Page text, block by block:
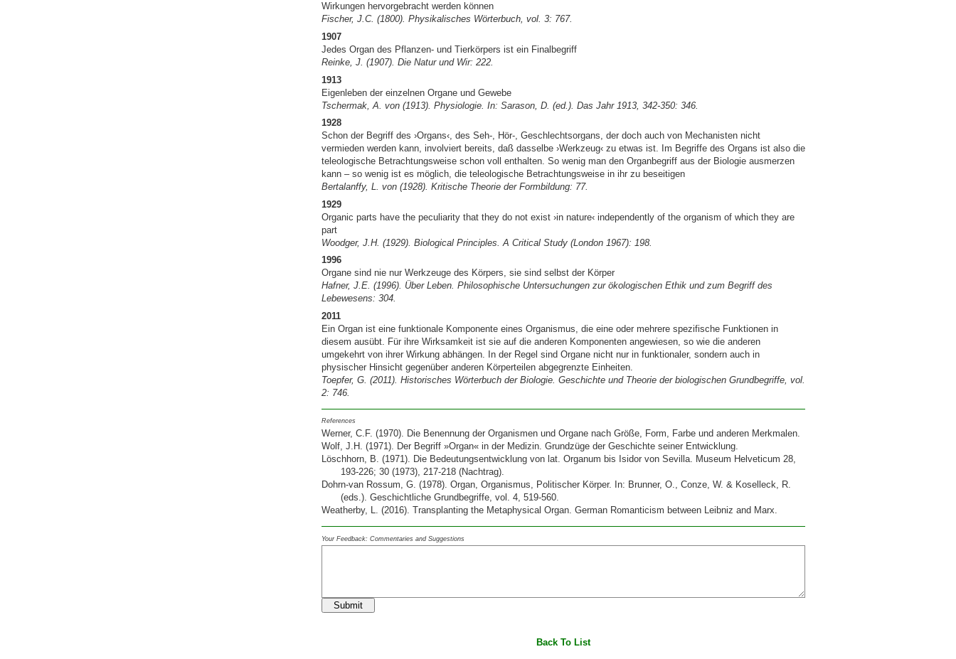
Wirkungen hervorgebracht werden können
Fischer, J.C. (1800). Physikalisches Wörterbuch, vol. 3: 767.
1907
Jedes Organ des Pflanzen- und Tierkörpers ist ein Finalbegriff
Reinke, J. (1907). Die Natur und Wir: 222.
1913
Eigenleben der einzelnen Organe und Gewebe
Tschermak, A. von (1913). Physiologie. In: Sarason, D. (ed.). Das Jahr 1913, 342-350: 346.
1928
Schon der Begriff des ›Organs‹, des Seh-, Hör-, Geschlechtsorgans, der doch auch von Mechanisten nicht
vermieden werden kann, involviert bereits, daß dasselbe ›Werkzeug‹ zu etwas ist. Im Begriffe des Organs ist also die
teleologische Betrachtungsweise schon voll enthalten. So wenig man den Organbegriff aus der Biologie ausmerzen
kann – so wenig ist es möglich, die teleologische Betrachtungsweise in ihr zu beseitigen
Bertalanffy, L. von (1928). Kritische Theorie der Formbildung: 77.
1929
Organic parts have the peculiarity that they do not exist ›in nature‹ independently of the organism of which they are
part
Woodger, J.H. (1929). Biological Principles. A Critical Study (London 1967): 198.
1996
Organe sind nie nur Werkzeuge des Körpers, sie sind selbst der Körper
Hafner, J.E. (1996). Über Leben. Philosophische Untersuchungen zur ökologischen Ethik und zum Begriff des
Lebewesens: 304.
2011
Ein Organ ist eine funktionale Komponente eines Organismus, die eine oder mehrere spezifische Funktionen in
diesem ausübt. Für ihre Wirksamkeit ist sie auf die anderen Komponenten angewiesen, so wie die anderen
umgekehrt von ihrer Wirkung abhängen. In der Regel sind Organe nicht nur in funktionaler, sondern auch in
physischer Hinsicht gegenüber anderen Körperteilen abgegrenzte Einheiten.
Toepfer, G. (2011). Historisches Wörterbuch der Biologie. Geschichte und Theorie der biologischen Grundbegriffe, vol.
2: 746.
References
Werner, C.F. (1970). Die Benennung der Organismen und Organe nach Größe, Form, Farbe und anderen Merkmalen.
Wolf, J.H. (1971). Der Begriff »Organ« in der Medizin. Grundzüge der Geschichte seiner Entwicklung.
Löschhorn, B. (1971). Die Bedeutungsentwicklung von lat. Organum bis Isidor von Sevilla. Museum Helveticum 28,
193-226; 30 (1973), 217-218 (Nachtrag).
Dohrn-van Rossum, G. (1978). Organ, Organismus, Politischer Körper. In: Brunner, O., Conze, W. & Koselleck, R.
(eds.). Geschichtliche Grundbegriffe, vol. 4, 519-560.
Weatherby, L. (2016). Transplanting the Metaphysical Organ. German Romanticism between Leibniz and Marx.
Your Feedback: Commentaries and Suggestions
Submit
Back To List